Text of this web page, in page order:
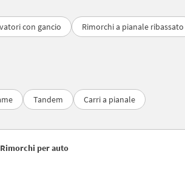
con gancio Rimorchi a pianale ribassato
Tandem Carri a pianale
per auto